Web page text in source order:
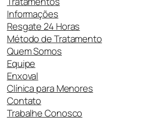
Informações
Resgate 24 Horas
Método de Tratamento
Quem Somos
Equipe
Enxoval
Clínica para Menores
Contato
Trabalhe Conosco